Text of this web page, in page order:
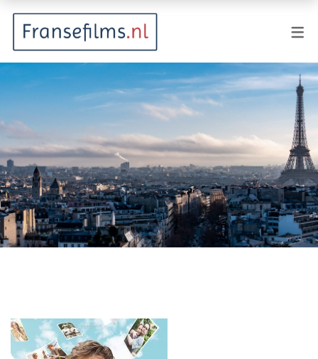
Animatie
Documentaire
Drama
Fantasy
Horror
Misdaad
Musical